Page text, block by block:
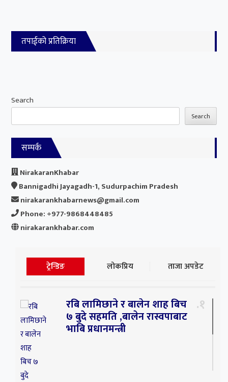
तपाईको प्रतिक्रिया
Search
Search
सम्पर्क
NirakaranKhabar
Bannigadhi Jayagadh-1, Sudurpachim Pradesh
nirakarankhabarnews@gmail.com
Phone: +977-9868448485
nirakarankhabar.com
ट्रेन्डिङ लोकप्रिय ताजा अपडेट
रबि लामिछाने र बालेन शाह बिच
७ बुदे सहमति ,बालेन रास्वपाबाट
भाबि प्रधानमन्त्री
१